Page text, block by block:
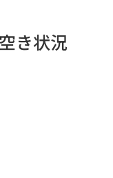
き状況